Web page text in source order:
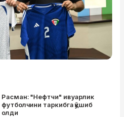
Расман: "Нефтчи" ивуарлик
футболчини таркибга қўшиб
олди